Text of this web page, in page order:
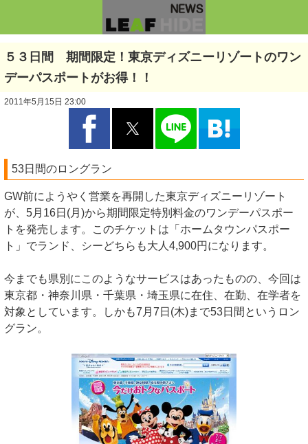
５３日間 期間限定！東京ディズニーリゾートのワン
デーパスポートがお得！！
2011年5月15日 23:00
53日間のロングラン
GW前にようやく営業を再開した東京ディズニーリゾート
が、5月16日(月)から期間限定特別料金のワンデーパスポー
トを発売します。このチケットは「ホームタウンパスポー
ト」でランド、シーどちらも大人4,900円になります。
今までも県別にこのようなサービスはあったものの、今回は
東京都・神奈川県・千葉県・埼玉県に在住、在勤、在学者を
対象としています。しかも7月7日(木)まで53日間というロン
グラン。